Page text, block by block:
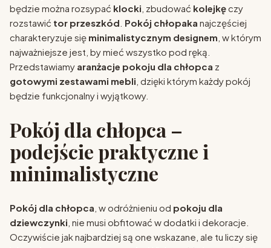
będzie można rozsypać klocki , zbudować kolejkęczy
rozstawić tor przeszkód Pokój chłopaka najczęściej
charakteryzuje się minimalistycznym designem , w którym
najważniejsze jest, by mieć wszystko pod ręką.
Przedstawiamy aranżacje pokoju dla chłopca z
gotowymi zestawami mebli , dzięki którym każdy pokój
będzie funkcjonalny i wyjątkowy.
Pokój dla chłopca –
podejście praktyczne i
minimalistyczne
Pokój dla chłopca , w odróżnieniu od pokoju dla
dziewczynki , nie musi obfitować w dodatki i dekoracje.
Oczywiście jak najbardziej są one wskazane, ale tu liczy się